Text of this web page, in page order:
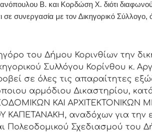
Β. και Κορδώση Χ. διότι
σε συνεργασία με τον Δικηγορικό Σύλλογο,
του Δήμου Κορινθίων την
Συλλόγου Κορίνθου κ.
σε όλες τις απαραίτητες
αρμόδιου Δικαστηρίου,
ΚΑΙ ΑΡΧΙΤΕΚΤΟΝΙΚΩΝ
ΚΑΠΕΤΑΝΑΚΗ, αναδόχων για την
Πολεοδομικού Σχεδιασμού του